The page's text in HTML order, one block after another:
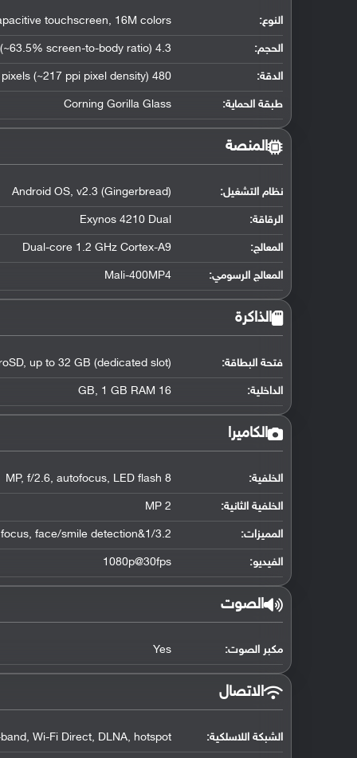
النوع: touchscreen, 16M colors
الحجم: 4.3 inches (~63.5% screen-to-body ratio)
الدقة: 480 x 800 pixels (~217 ppi pixel density)
طبقة الحماية: Corning Gorilla Glass
المنصة
نظام التشغيل:
Android OS, v2.3 (Gingerbread)
الرقاقة:
Exynos 4210 Dual
المعالج:
Dual-core 1.2 GHz Cortex-A9
المعالج الرسومي:
Mali-400MP4
الذاكرة
فتحة البطاقة: up to 32 GB (dedicated slot)
الداخلية: 16 GB, 1 GB RAM
الكاميرا
الخلفية: 8 MP, f/2.6, autofocus, LED flash
الخلفية الثانية: 2 MP
المميزات: 1/3.2&quot; sensor size, geo-tagging, touch focus, face/smile detection
الفيديو: 1080p@30fps
الصوت
مكبر الصوت: Yes
الاتصال
الشبكة اللاسلكية: Wi-Fi Direct, DLNA, hotspot